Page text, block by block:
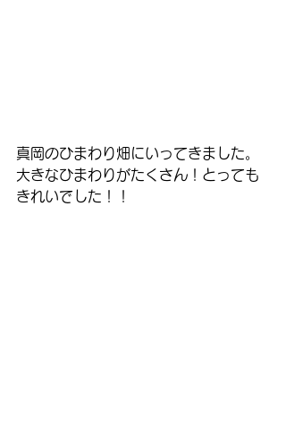
真岡のひまわり畑にいってきました。
大きなひまわりがたくさん！とっても
きれいでした！！